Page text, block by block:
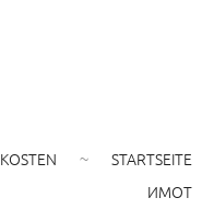
KOSTEN STARTSEITE
ИМОТ